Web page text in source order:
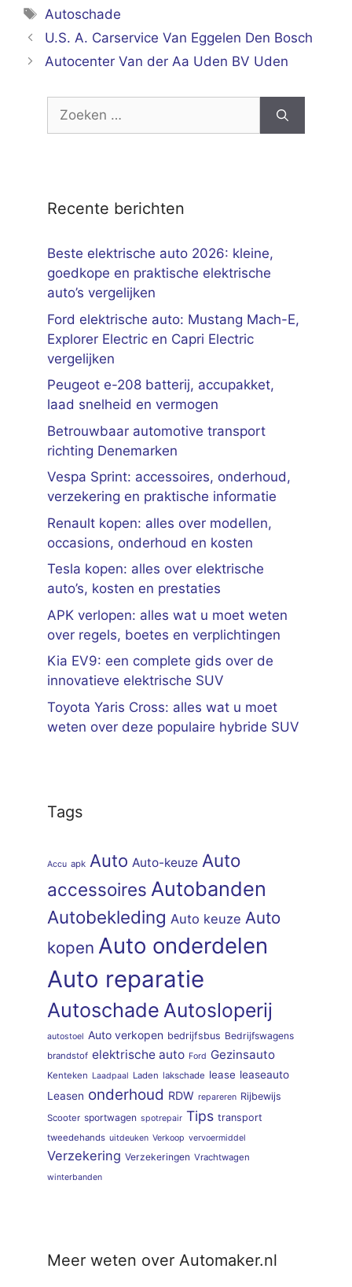
Tags
Autoschade
U.S. A. Carservice Van Eggelen Den Bosch
Autocenter Van der Aa Uden BV Uden
Zoek
Recente berichten
Beste elektrische auto 2026: kleine,
goedkope en praktische elektrische
auto’s vergelijken
Ford elektrische auto: Mustang Mach-E,
Explorer Electric en Capri Electric
vergelijken
Peugeot e-208 batterij, accupakket,
laad snelheid en vermogen
Betrouwbaar automotive transport
richting Denemarken
Vespa Sprint: accessoires, onderhoud,
verzekering en praktische informatie
Renault kopen: alles over modellen,
occasions, onderhoud en kosten
Tesla kopen: alles over elektrische
auto’s, kosten en prestaties
APK verlopen: alles wat u moet weten
over regels, boetes en verplichtingen
Kia EV9: een complete gids over de
innovatieve elektrische SUV
Toyota Yaris Cross: alles wat u moet
weten over deze populaire hybride SUV
Tags
Accu apk Auto Auto-keuze Auto
accessoires Autobanden
Autobekleding Auto keuze Auto
kopen Auto onderdelen
Auto reparatie
Autoschade Autosloperij
autostoel Auto verkopen bedrijfsbus Bedrijfswagens
brandstof elektrische auto Ford Gezinsauto
Kenteken Laadpaal Laden lakschade lease leaseauto
Leasen onderhoud RDW repareren Rijbewijs
Scooter sportwagen spotrepair Tips transport
tweedehands uitdeuken Verkoop vervoermiddel
Verzekering Verzekeringen Vrachtwagen
winterbanden
Meer weten over Automaker.nl